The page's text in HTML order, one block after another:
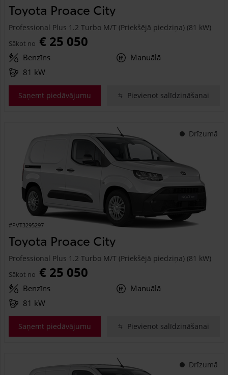
Toyota Proace City
Professional Plus 1.2 Turbo M/T (Priekšējā piedziņa) (81 kW)
Sākot no € 25 050
Benzīns
Manuālā
81 kW
Saņemt piedāvājumu Pievienot salīdzināšanai
Drīzumā
#PVT3295297
Toyota Proace City
Professional Plus 1.2 Turbo M/T (Priekšējā piedziņa) (81 kW)
Sākot no € 25 050
Benzīns
Manuālā
81 kW
Saņemt piedāvājumu Pievienot salīdzināšanai
Drīzumā